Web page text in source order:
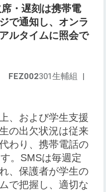
・遅刻は携帯電
で通知し、オンラ
ルタイムに照会で
FEZ002301生輔組 |
、および学生支援
の出欠状況は従来
わり、携帯電話の
。SMSは毎週定
、保護者が学生の
で把握し、適切な